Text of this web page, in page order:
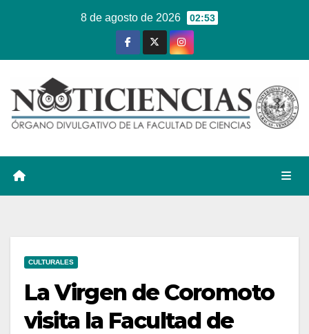
8 de agosto de 2026 02:53
CULTURALES
La Virgen de Coromoto
visita la Facultad de